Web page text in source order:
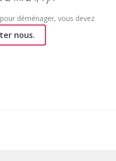
déménager, vous devez
nous.